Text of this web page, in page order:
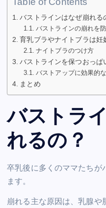
Table of Contents
バストラインはなぜ崩れる
バストラインの崩れを
育乳ブラやナイトブラは妊
ナイトブラのつけ方
バストラインを保つおっぱ
バストアップに効果的
まとめ
バストラ
れるの？
卒乳後に多くのママたちが
ます。
崩れる主な原因は、乳腺や